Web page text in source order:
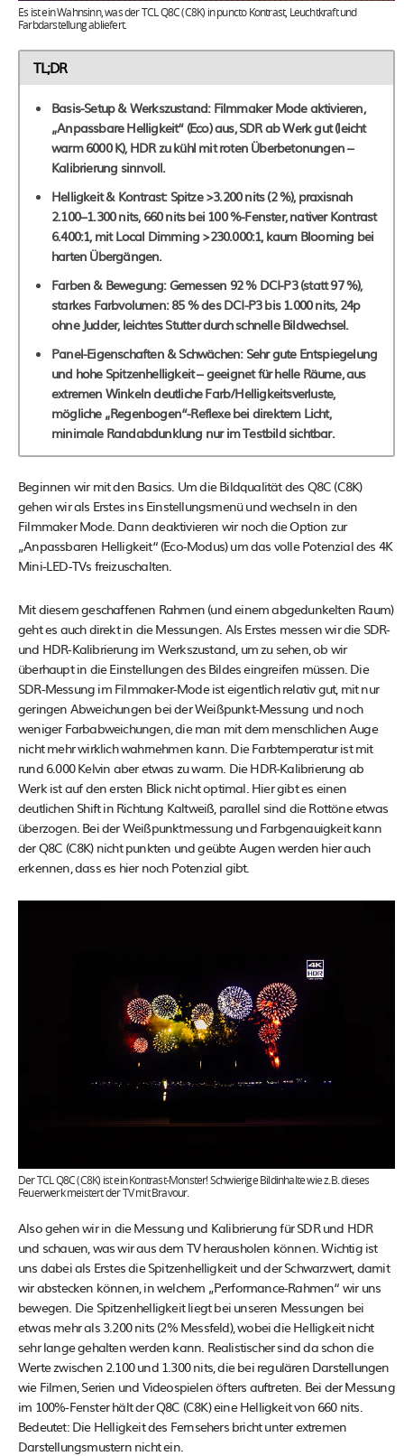
Es ist ein Wahnsinn, was der TCL Q8C (C8K) in puncto Kontrast, Leuchtkraft und
Farbdarstellung abliefert.
TL;DR
Basis-Setup & Werkszustand: Filmmaker Mode aktivieren,
„Anpassbare Helligkeit“ (Eco) aus, SDR ab Werk gut (leicht
warm 6000 K), HDR zu kühl mit roten Überbetonungen –
Kalibrierung sinnvoll.
Helligkeit & Kontrast: Spitze >3.200 nits (2 %), praxisnah
2.100–1.300 nits, 660 nits bei 100 %-Fenster, nativer Kontrast
6.400:1, mit Local Dimming >230.000:1, kaum Blooming bei
harten Übergängen.
Farben & Bewegung: Gemessen 92 % DCI-P3 (statt 97 %),
starkes Farbvolumen: 85 % des DCI-P3 bis 1.000 nits, 24p
ohne Judder, leichtes Stutter durch schnelle Bildwechsel.
Panel-Eigenschaften & Schwächen: Sehr gute Entspiegelung
und hohe Spitzenhelligkeit – geeignet für helle Räume, aus
extremen Winkeln deutliche Farb/Helligkeitsverluste,
mögliche „Regenbogen“-Reflexe bei direktem Licht,
minimale Randabdunklung nur im Testbild sichtbar.
Beginnen wir mit den Basics. Um die Bildqualität des Q8C (C8K)
gehen wir als Erstes ins Einstellungsmenü und wechseln in den
Filmmaker Mode. Dann deaktivieren wir noch die Option zur
„Anpassbaren Helligkeit“ (Eco-Modus) um das volle Potenzial des 4K
Mini-LED-TVs freizuschalten.
Mit diesem geschaffenen Rahmen (und einem abgedunkelten Raum)
geht es auch direkt in die Messungen. Als Erstes messen wir die SDR-
und HDR-Kalibrierung im Werkszustand, um zu sehen, ob wir
überhaupt in die Einstellungen des Bildes eingreifen müssen. Die
SDR-Messung im Filmmaker-Mode ist eigentlich relativ gut, mit nur
geringen Abweichungen bei der Weißpunkt-Messung und noch
weniger Farbabweichungen, die man mit dem menschlichen Auge
nicht mehr wirklich wahrnehmen kann. Die Farbtemperatur ist mit
rund 6.000 Kelvin aber etwas zu warm. Die HDR-Kalibrierung ab
Werk ist auf den ersten Blick nicht optimal. Hier gibt es einen
deutlichen Shift in Richtung Kaltweiß, parallel sind die Rottöne etwas
überzogen. Bei der Weißpunktmessung und Farbgenauigkeit kann
der Q8C (C8K) nicht punkten und geübte Augen werden hier auch
erkennen, dass es hier noch Potenzial gibt.
Der TCL Q8C (C8K) ist ein Kontrast-Monster! Schwierige Bildinhalte wie z.B. dieses
Feuerwerk meistert der TV mit Bravour.
Also gehen wir in die Messung und Kalibrierung für SDR und HDR
und schauen, was wir aus dem TV herausholen können. Wichtig ist
uns dabei als Erstes die Spitzenhelligkeit und der Schwarzwert, damit
wir abstecken können, in welchem „Performance-Rahmen“ wir uns
bewegen. Die Spitzenhelligkeit liegt bei unseren Messungen bei
etwas mehr als 3.200 nits (2% Messfeld), wobei die Helligkeit nicht
sehr lange gehalten werden kann. Realistischer sind da schon die
Werte zwischen 2.100 und 1.300 nits, die bei regulären Darstellungen
wie Filmen, Serien und Videospielen öfters auftreten. Bei der Messung
im 100%-Fenster hält der Q8C (C8K) eine Helligkeit von 660 nits.
Bedeutet: Die Helligkeit des Fernsehers bricht unter extremen
Darstellungsmustern nicht ein.